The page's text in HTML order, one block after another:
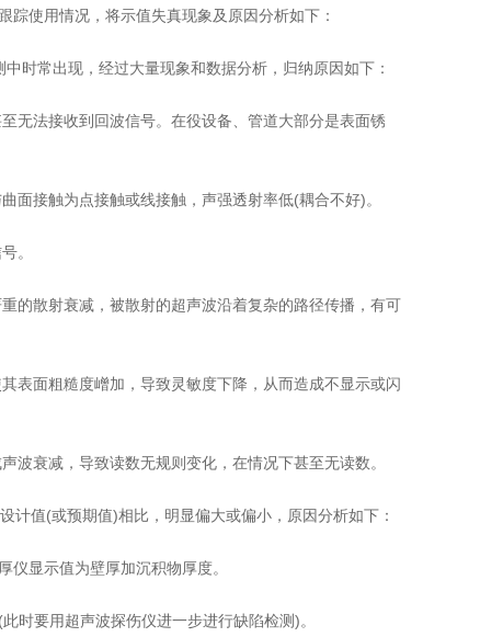
使用情况，将示值失真现象及原因分析如下：
常出现，经过大量现象和数据分析，归纳原因如下：
法接收到回波信号。在役设备、管道大部分是表面锈
接触为点接触或线接触，声强透射率低(耦合不好)。
。
散射衰减，被散射的超声波沿着复杂的路径传播，有可
面粗糙度嶒加，导致灵敏度下降，从而造成不显示或闪
衰减，导致读数无规则变化，在情况下甚至无读数。
值(或预期值)相比，明显偏大或偏小，原因分析如下：
显示值为壁厚加沉积物厚度。
要用超声波探伤仪进一步进行缺陷检测)。